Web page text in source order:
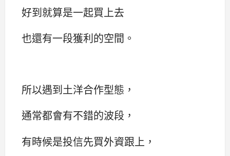
好到就算是一起買上去
也還有一段獲利的空間。
所以遇到土洋合作型態，
通常都會有不錯的波段，
有時候是投信先買外資跟上，